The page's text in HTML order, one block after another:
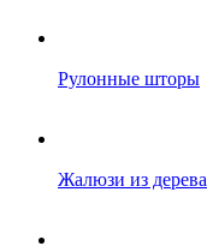
Рулонные шторы
Жалюзи из дерева